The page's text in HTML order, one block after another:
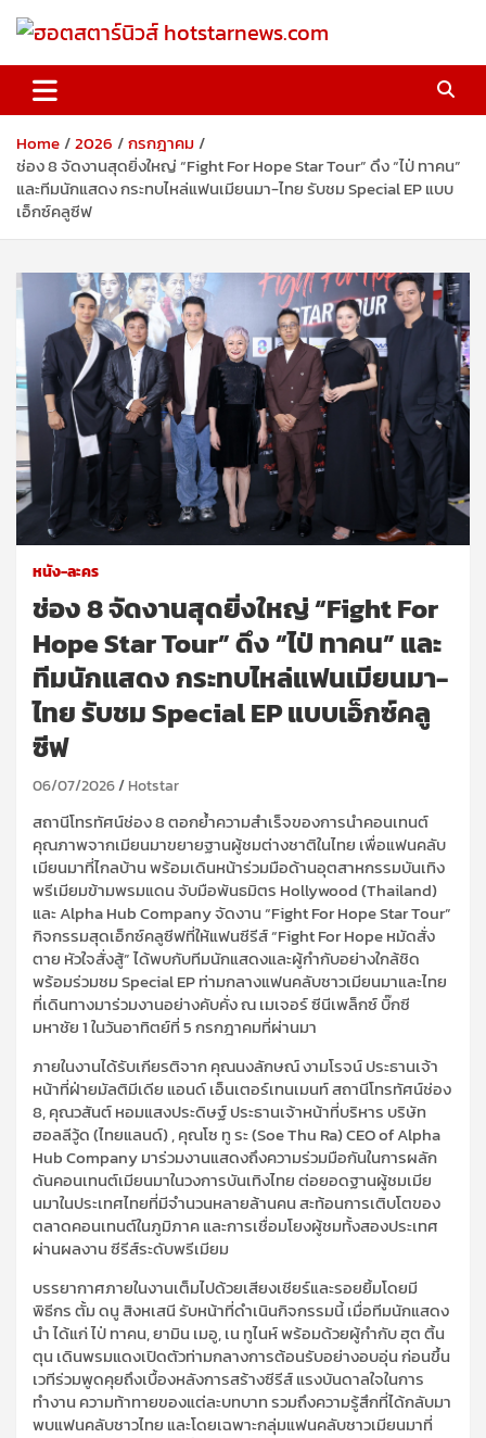
ฮอตสตาร์นิวส์ hotstarnews.com
Home 2026
กรกฎาคม
ช่อง 8 จัดงานสุดยิ่งใหญ่ “Fight For Hope Star Tour” ดึง “ไป่ ทาคน”
และทีมนักแสดง กระทบไหล่แฟนเมียนมา-ไทย รับชม Special EP แบบ
เอ็กซ์คลูซีฟ
หนัง-ละคร
ช่อง 8 จัดงานสุดยิ่งใหญ่ “Fight For
Hope Star Tour” ดึง “ไป่ ทาคน” และ
ทีมนักแสดง กระทบไหล่แฟนเมียนมา-
ไทย รับชม Special EP แบบเอ็กซ์คลู
ซีฟ
06/07/2026 Hotstar
สถานีโทรทัศน์ช่อง 8 ตอกย้ำความสำเร็จของการนำคอนเทนต์
คุณภาพจากเมียนมาขยายฐานผู้ชมต่างชาติในไทย เพื่อแฟนคลับ
เมียนมาที่ไกลบ้าน พร้อมเดินหน้าร่วมมือด้านอุตสาหกรรมบันเทิง
พรีเมียมข้ามพรมแดน จับมือพันธมิตร Hollywood (Thailand)
และ Alpha Hub Company จัดงาน “Fight For Hope Star Tour”
กิจกรรมสุดเอ็กซ์คลูซีฟที่ให้แฟนซีรีส์ “Fight For Hope หมัดสั่ง
ตาย หัวใจสั่งสู้” ได้พบกับทีมนักแสดงและผู้กำกับอย่างใกล้ชิด
พร้อมร่วมชม Special EP ท่ามกลางแฟนคลับชาวเมียนมาและไทย
ที่เดินทางมาร่วมงานอย่างคับคั่ง ณ เมเจอร์ ซีนีเพล็กซ์ บิ๊กซี
มหาชัย 1 ในวันอาทิตย์ที่ 5 กรกฎาคมที่ผ่านมา
ภายในงานได้รับเกียรติจาก คุณนงลักษณ์ งามโรจน์ ประธานเจ้า
หน้าที่ฝ่ายมัลติมีเดีย แอนด์ เอ็นเตอร์เทนเมนท์ สถานีโทรทัศน์ช่อง
8, คุณวสันต์ หอมแสงประดิษฐ์ ประธานเจ้าหน้าที่บริหาร บริษัท
ฮอลลีวู้ด (ไทยแลนด์) , คุณโซ ทู ระ (Soe Thu Ra) CEO of Alpha
Hub Company มาร่วมงานแสดงถึงความร่วมมือกันในการผลัก
ดันคอนเทนต์เมียนมาในวงการบันเทิงไทย ต่อยอดฐานผู้ชมเมีย
นมาในประเทศไทยที่มีจำนวนหลายล้านคน สะท้อนการเติบโตของ
ตลาดคอนเทนต์ในภูมิภาค และการเชื่อมโยงผู้ชมทั้งสองประเทศ
ผ่านผลงาน ซีรีส์ระดับพรีเมียม
บรรยากาศภายในงานเต็มไปด้วยเสียงเชียร์และรอยยิ้มโดยมี
พิธีกร ตั้ม ดนู สิงหเสนี รับหน้าที่ดำเนินกิจกรรมนี้ เมื่อทีมนักแสดง
นำ ได้แก่ ไป่ ทาคน, ยามิน เมอู, เน ทูไนห์ พร้อมด้วยผู้กำกับ ฮุต ติ้น
ตุน เดินพรมแดงเปิดตัวท่ามกลางการต้อนรับอย่างอบอุ่น ก่อนขึ้น
เวทีร่วมพูดคุยถึงเบื้องหลังการสร้างซีรีส์ แรงบันดาลใจในการ
ทำงาน ความท้าทายของแต่ละบทบาท รวมถึงความรู้สึกที่ได้กลับมา
พบแฟนคลับชาวไทย และโดยเฉพาะกลุ่มแฟนคลับชาวเมียนมาที่